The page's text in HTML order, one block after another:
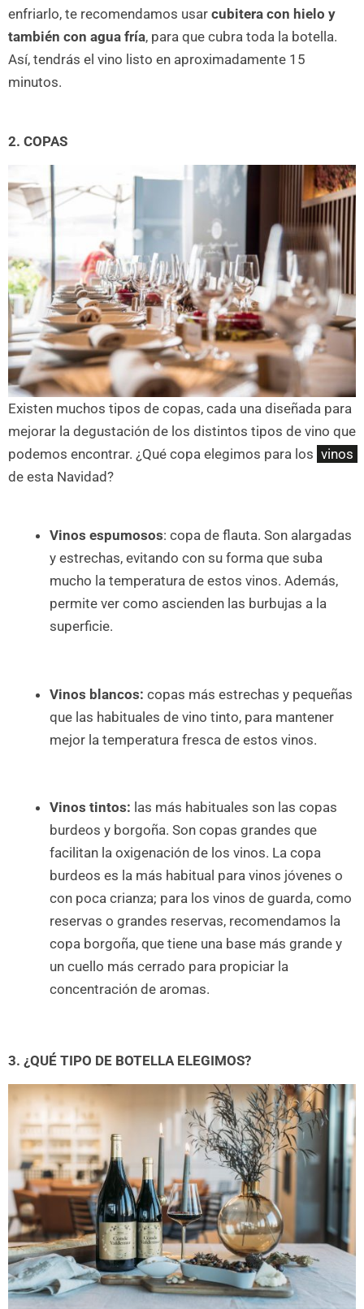
enfriarlo, te recomendamos usar cubitera con hielo y
también con agua fría, para que cubra toda la botella.
Así, tendrás el vino listo en aproximadamente 15
minutos.
2. COPAS
Existen muchos tipos de copas, cada una diseñada para
mejorar la degustación de los distintos tipos de vino que
podemos encontrar. ¿Qué copa elegimos para los vinos
de esta Navidad?
Vinos espumosos: copa de flauta. Son alargadas
y estrechas, evitando con su forma que suba
mucho la temperatura de estos vinos. Además,
permite ver como ascienden las burbujas a la
superficie.
Vinos blancos: copas más estrechas y pequeñas
que las habituales de vino tinto, para mantener
mejor la temperatura fresca de estos vinos.
Vinos tintos: las más habituales son las copas
burdeos y borgoña. Son copas grandes que
facilitan la oxigenación de los vinos. La copa
burdeos es la más habitual para vinos jóvenes o
con poca crianza; para los vinos de guarda, como
reservas o grandes reservas, recomendamos la
copa borgoña, que tiene una base más grande y
un cuello más cerrado para propiciar la
concentración de aromas.
3. ¿QUÉ TIPO DE BOTELLA ELEGIMOS?